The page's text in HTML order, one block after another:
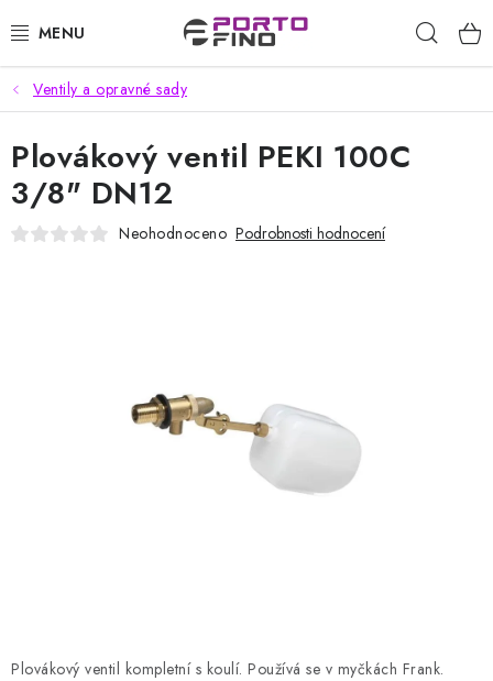
na
CHEMIE A PÉČE O VOZIDLA
PŘÍSLUŠENSTVÍ A ND K AUTOMYČKÁM
VYSOKOTLAKÉ A ČISTÍCÍ STROJE
CHEMIE - BEZKONTAKTNÍ MYČKY
Ventily a opravné sady
Plovákový ventil kompletní s koulí. Používá se v myčkách Frank.
Plovákový ventil PEKI 100C
3/8" DN12
Neohodnoceno Podrobnosti hodnocení